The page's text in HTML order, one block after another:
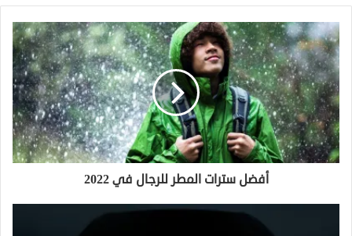
تكنولوجيا الأمان في السيارات الحديثة: أنظمة
مساعدة السائق المتقدمة (ADAS) – قيادة أكثر
أمانًا وراحة
أفضل سترات المطر للرجال في 2022